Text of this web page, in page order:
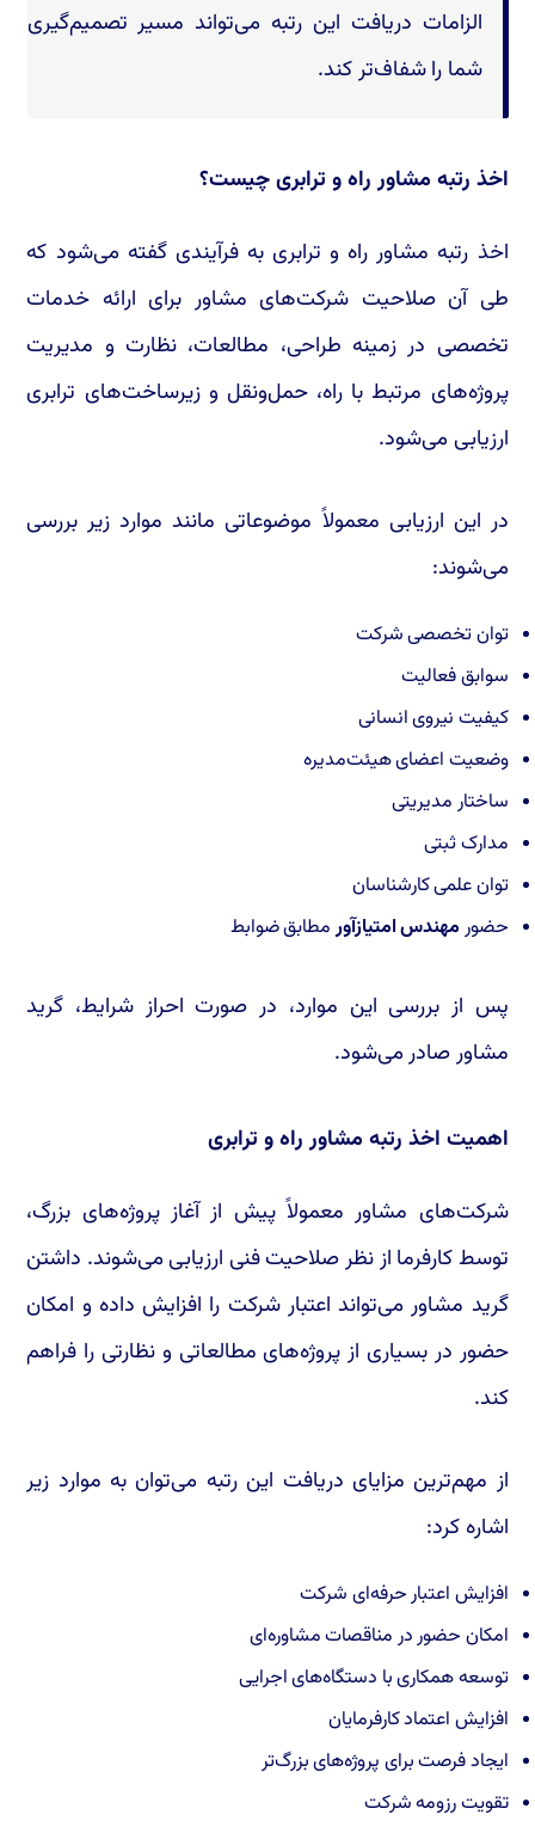
الزامات دریافت این رتبه می‌تواند مسیر تصمیم‌گیری
شما را شفاف‌تر کند.
اخذ رتبه مشاور راه و ترابری چیست؟
اخذ رتبه مشاور راه و ترابری به فرآیندی گفته می‌شود که
طی آن صلاحیت شرکت‌های مشاور برای ارائه خدمات
تخصصی در زمینه طراحی، مطالعات، نظارت و مدیریت
پروژه‌های مرتبط با راه، حمل‌ونقل و زیرساخت‌های ترابری
ارزیابی می‌شود.
در این ارزیابی معمولاً موضوعاتی مانند موارد زیر بررسی
می‌شوند:
توان تخصصی شرکت
سوابق فعالیت
کیفیت نیروی انسانی
وضعیت اعضای هیئت‌مدیره
ساختار مدیریتی
مدارک ثبتی
توان علمی کارشناسان
حضور مهندس امتیازآورمطابق ضوابط
پس از بررسی این موارد، در صورت احراز شرایط، گرید
مشاور صادر می‌شود.
اهمیت اخذ رتبه مشاور راه و ترابری
شرکت‌های مشاور معمولاً پیش از آغاز پروژه‌های بزرگ،
توسط کارفرما از نظر صلاحیت فنی ارزیابی می‌شوند. داشتن
گرید مشاور می‌تواند اعتبار شرکت را افزایش داده و امکان
حضور در بسیاری از پروژه‌های مطالعاتی و نظارتی را فراهم
کند.
از مهم‌ترین مزایای دریافت این رتبه می‌توان به موارد زیر
اشاره کرد:
افزایش اعتبار حرفه‌ای شرکت
امکان حضور در مناقصات مشاوره‌ای
توسعه همکاری با دستگاه‌های اجرایی
افزایش اعتماد کارفرمایان
ایجاد فرصت برای پروژه‌های بزرگ‌تر
تقویت رزومه شرکت